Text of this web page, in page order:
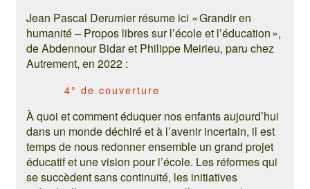
Jean Pascal Derumier résume ici « Grandir en
humanité – Propos libres sur l’école et l’éducation »,
de Abdennour Bidar et Philippe Meirieu, paru chez
Autrement, en 2022 :
4° de couverture
À quoi et comment éduquer nos enfants aujourd’hui
dans un monde déchiré et à l’avenir incertain, il est
temps de nous redonner ensemble un grand projet
éducatif et une vision pour l’école. Les réformes qui
se succèdent sans continuité, les initiatives